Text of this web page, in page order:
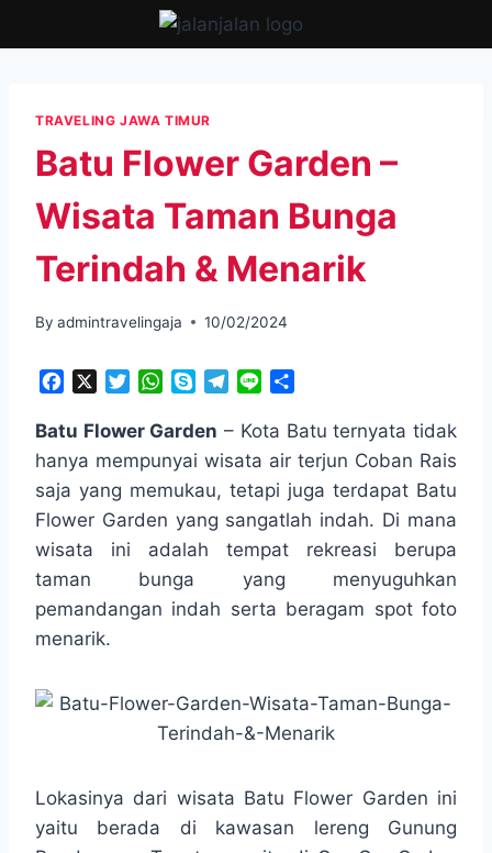
to
TRAVELING JAWA TIMUR
Batu Flower Garden –
Wisata Taman Bunga
Terindah & Menarik
By admintravelingaja 10/02/2024
c
e
b
o
o
k
i
t
e
r
W
a
t
A
p
p
y
p
l
e
g
r
a
m
n
e
a
r
Batu Flower Garden – Kota Batu ternyata tidak
hanya mempunyai wisata air terjun Coban Rais
saja yang memukau, tetapi juga terdapat Batu
Flower Garden yang sangatlah indah. Di mana
wisata ini adalah tempat rekreasi berupa
taman bunga yang menyuguhkan
pemandangan indah serta beragam spot foto
menarik.
Lokasinya dari wisata Batu Flower Garden ini
yaitu berada di kawasan lereng Gunung